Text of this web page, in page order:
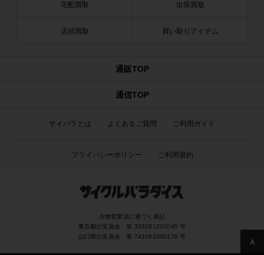
宅配買取 出張買取
店頭買取 買い取りアイテム
通販TOP
通信TOP
サイパラとは よくあるご質問 ご利用ガイド
プライバシーポリシー ご利用規約
古物営業法に基づく表記
東京都公安員会 第 303281207095 号
山口県公安員会 第 741081000170 号